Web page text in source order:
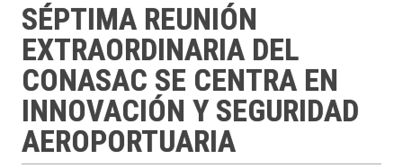
SÉPTIMA REUNIÓN
EXTRAORDINARIA DEL
CONASAC SE CENTRA EN
INNOVACIÓN Y SEGURIDAD
AEROPORTUARIA